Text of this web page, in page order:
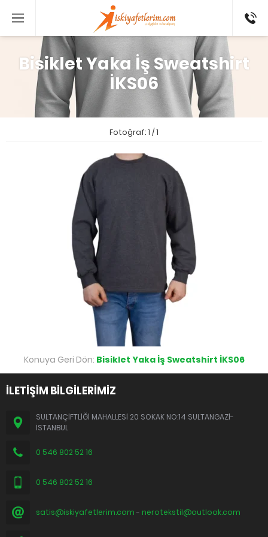
802 52
Bisiklet Yaka İş Sweatshirt
İKS06
Fotoğraf: 1 / 1
Konuya Geri Dön: Bisiklet Yaka İş Sweatshirt İKS06
İLETİŞİM BİLGİLERİMİZ
SULTANÇİFTLİĞİ MAHALLESİ 20 SOKAK NO:14 SULTANGAZİ-
İSTANBUL
0 546 802 52 16
0 546 802 52 16
satis@iskiyafetlerim.com - nerotekstil@outlook.com